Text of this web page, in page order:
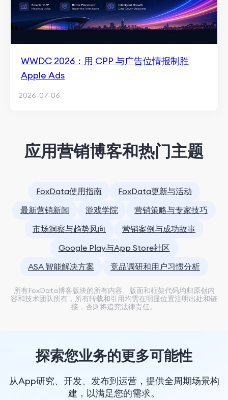
WWDC 2026：用 CPP 与广告位情报制胜
Apple Ads
2026-07-06
应用营销博客和热门主题
FoxData使用指南
FoxData更新与活动
最新营销新闻
游戏学院
营销策略与专家技巧
市场洞察与趋势风向
营销案例与成功故事
Google Play与App Store社区
ASA 智能解决方案
竞品调研和用户习惯分析
所有FoxData博客版块的所有内容、版面和框架代码均归原创内
容和技术团队所有，所有转载和引用均需在明显位置注明出处和链
接，否则将追究法律责任。
探索您业务的更多可能性
从App研究、开发、发布到运营，提供全周期场景构
建，以满足您的需求。